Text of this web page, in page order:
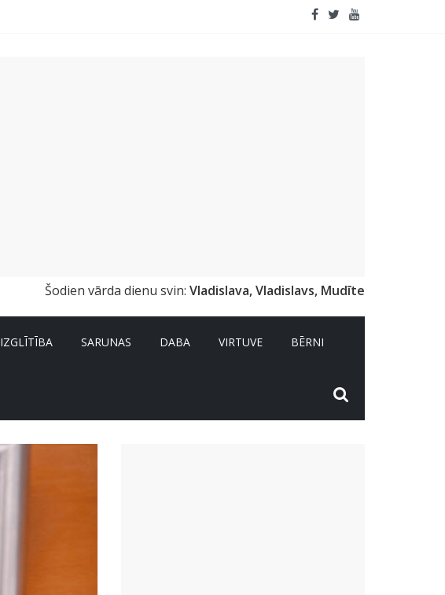
Šodien vārda dienu svin: Vladislava, Vladislavs, Mudīte
IZGLĪTĪBA SARUNAS DABA VIRTUVE BĒRNI